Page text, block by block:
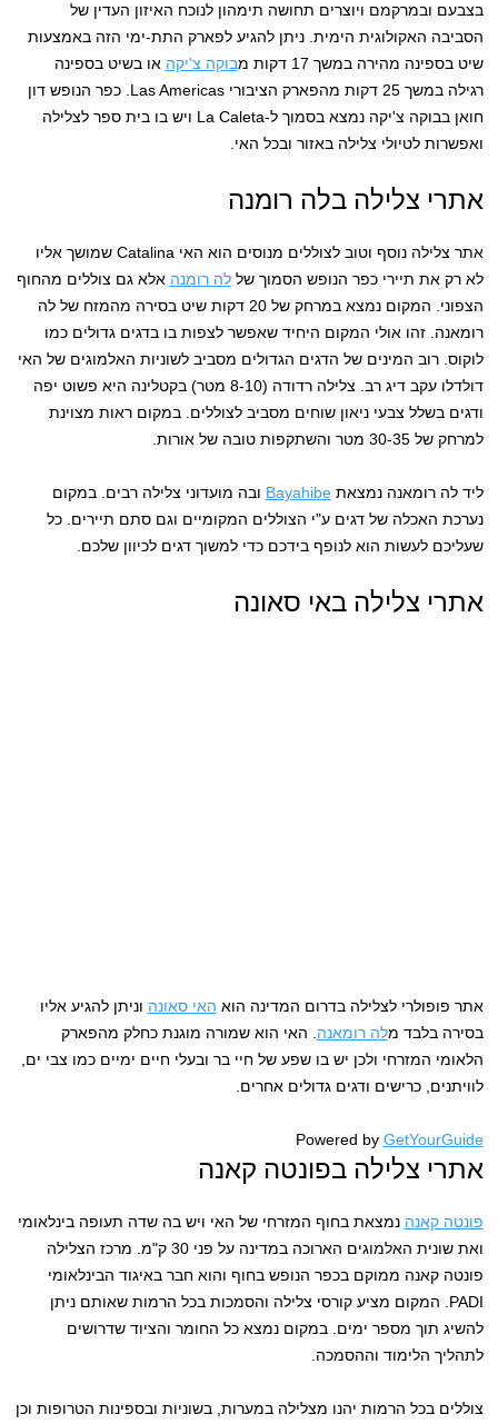
בצבעם ובמרקמם ויוצרים תחושה תימהון לנוכח האיזון העדין של
הסביבה האקולוגית הימית. ניתן להגיע לפארק התת-ימי הזה באמצעות
שיט בספינה מהירה במשך 17 דקות מ
בוקה צ'יקה או בשיט בספינה
רגילה במשך 25 דקות מהפארק הציבורי Las Americas. כפר הנופש דון
חואן בבוקה צ'יקה נמצא בסמוך ל-La Caleta ויש בו בית ספר לצלילה
ואפשרות לטיולי צלילה באזור ובכל האי.
אתרי צלילה בלה רומנה
אתר צלילה נוסף וטוב לצוללים מנוסים הוא האי Catalina שמושך אליו
לא רק את תיירי כפר הנופש הסמוך שללה רומנה אלא גם צוללים מהחוף
הצפוני. המקום נמצא במרחק של 20 דקות שיט בסירה מהמזח של לה
רומאנה. זהו אולי המקום היחיד שאפשר לצפות בו בדגים גדולים כמו
לוקוס. רוב המינים של הדגים הגדולים מסביב לשוניות האלמוגים של האי
דולדלו עקב דיג רב. צלילה רדודה (8-10 מטר) בקטלינה היא פשוט יפה
ודגים בשלל צבעי ניאון שוחים מסביב לצוללים. במקום ראות מצוינת
למרחק של 30-35 מטר והשתקפות טובה של אורות.
ליד לה רומאנה נמצאתBayahibe ובה מועדוני צלילה רבים. במקום
נערכת האכלה של דגים ע"י הצוללים המקומיים וגם סתם תיירים. כל
שעליכם לעשות הוא לנופף בידכם כדי למשוך דגים לכיוון שלכם.
אתרי צלילה באי סאונה
אתר פופולרי לצלילה בדרום המדינה הוא האי סאונה וניתן להגיע אליו
בסירה בלבד מלה רומאנה . האי הוא שמורה מוגנת כחלק מהפארק
הלאומי המזרחי ולכן יש בו שפע של חיי בר ובעלי חיים ימיים כמו צבי ים,
לוויתנים, כרישים ודגים גדולים אחרים.
Powered by GetYourGuide
אתרי צלילה בפונטה קאנה
פונטה קאנה נמצאת בחוף המזרחי של האי ויש בה שדה תעופה בינלאומי
ואת שונית האלמוגים הארוכה במדינה על פני 30 ק"מ. מרכז הצלילה
פונטה קאנה ממוקם בכפר הנופש בחוף והוא חבר באיגוד הבינלאומי
PADI. המקום מציע קורסי צלילה והסמכות בכל הרמות שאותם ניתן
להשיג תוך מספר ימים. במקום נמצא כל החומר והציוד שדרושים
לתהליך הלימוד וההסמכה.
צוללים בכל הרמות יהנו מצלילה במערות, בשוניות ובספינות הטרופות וכן